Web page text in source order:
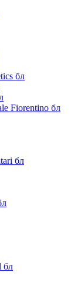
бл
Fiorentino бл
бл
бл